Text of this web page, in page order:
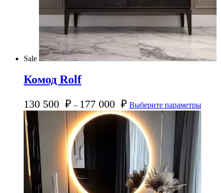
Sale
Комод Rolf
130 500 ₽ – 177 000 ₽ Выберите параметры